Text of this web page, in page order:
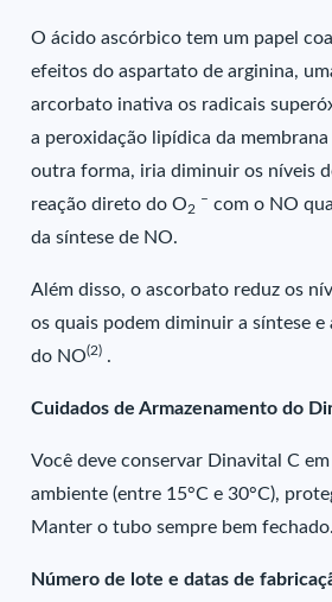
O ácido ascórbico tem um papel
efeitos do aspartato de arginina,
arcorbato inativa os radicais
a peroxidação lipídica da
outra forma, iria diminuir os níveis
reação direto do O2
– com o NO
da síntese de NO.
Além disso, o ascorbato reduz os
os quais podem diminuir a síntese
do NO(2) .
Cuidados de Armazenamento do
Você deve conservar Dinavital C
ambiente (entre 15°C e 30°C),
Manter o tubo sempre bem fechado.
Número de lote e datas de